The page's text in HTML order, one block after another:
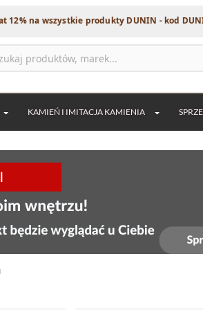
wszystkie produkty DUNIN - kod DUNIN12
KAMIEŃ I IMITACJA KAMIENIA